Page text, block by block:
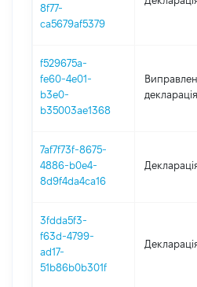
8f77-
ca5679af5379
f529675a-
fe60-4e01-
b3e0-
b35003ae1368
декларація
7af7f73f-8675-
4886-b0e4-
8d9f4da4ca16
3fdda5f3-
f63d-4799-
ad17-
51b86b0b301f